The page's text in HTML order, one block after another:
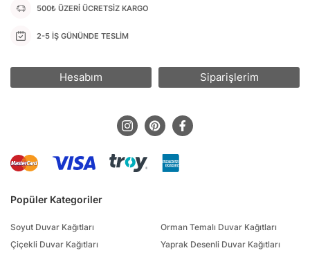
Popüler Kategoriler
Soyut Duvar Kağıtları
Çiçekli Duvar Kağıtları
Orman Temalı Duvar Kağıtları
Yaprak Desenli Duvar Kağıtları
500₺ ÜZERİ ÜCRETSİZ KARGO
2-5 İŞ GÜNÜNDE TESLİM
Hesabım Siparişlerim